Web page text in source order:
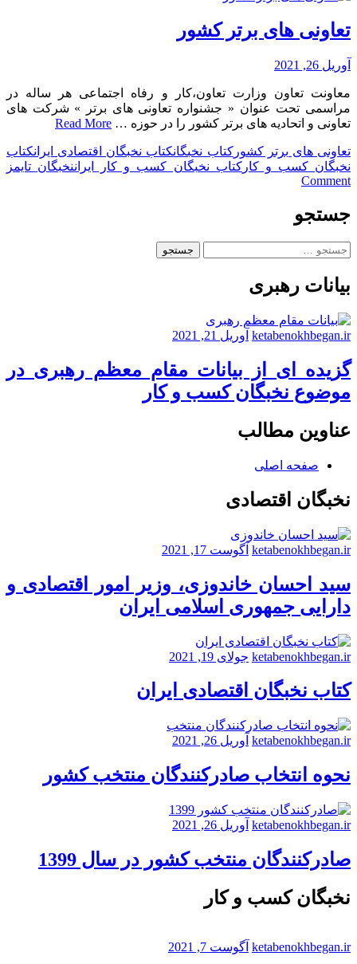
تعاونی های برتر کشور
آوریل 26, 2021
معاونت تعاون وزارت تعاون،کار و رفاه اجتماعی هر ساله در
مراسمی تحت عنوان « جشنواره تعاونی های برتر » شرکت های
تعاونی و اتحادیه های برتر کشور را در حوزه … Read More
تعاونی های برتر کشورکتاب نخبگانکتاب نخبگان اقتصادی ایرانکتاب
نخبگان کسب و کارکتاب نخبگان کسب و کار ایراننخبگان تایمز
Comment
on
برتر
کشور
جستجو
جستجو
بیانات رهبری
ketabenokhbegan.ir آوریل 21, 2021
گزیده ای از بیانات مقام معظم رهبری در
موضوع نخبگان کسب و کار
عناوین مطالب
صفحه اصلی
نخبگان اقتصادی
ketabenokhbegan.ir آگوست 17, 2021
سید احسان خاندوزی، وزیر امور اقتصادی و
دارایی جمهوری اسلامی ایران
ketabenokhbegan.ir جولای 19, 2021
کتاب نخبگان اقتصادی ایران
ketabenokhbegan.ir آوریل 26, 2021
نحوه انتخاب صادرکنندگان منتخب کشور
ketabenokhbegan.ir آوریل 26, 2021
صادرکنندگان منتخب کشور در سال 1399
نخبگان کسب و کار
ketabenokhbegan.ir آگوست 7, 2021